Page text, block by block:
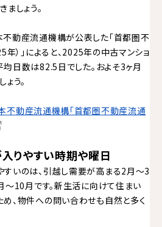
しょう。
不動産流通機構が公表した「首都圏不
）」によると、2025年の中古マンショ
日数は82.5日でした。およそ3ヶ月
う。
不動産流通機構「首都圏不動産流通
りやすい時期や曜日
いのは、引越し需要が高まる2月～3
～10月です。新生活に向けて住まい
、物件への問い合わせも自然と多く